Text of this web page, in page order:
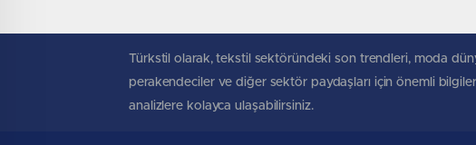
Türkstil olarak, tekstil sektöründeki son trendleri, moda
perakendeciler ve diğer sektör paydaşları için önemli
analizlere kolayca ulaşabilirsiniz.